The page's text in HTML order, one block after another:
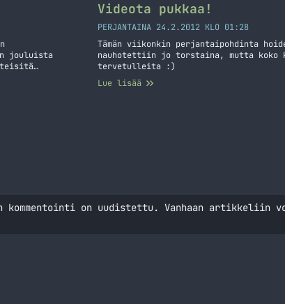
jouluista
uuden
mukaan…
Videota pukkaa!
PERJANTAINA 24.2.2012 KLO 01:28
Tämän viikonkin perjantaipohdinta
nauhotettiin jo torstaina, mutta koko
tervetulleita :)
Lue lisää
on uudistettu. Vanhaan artikkeliin